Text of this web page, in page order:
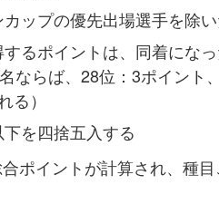
ップの優先出場選手を除
るポイントは、同着にな
名ならば、28位：3ポイン
る）
を四捨五入する
ポイントが計算され、種